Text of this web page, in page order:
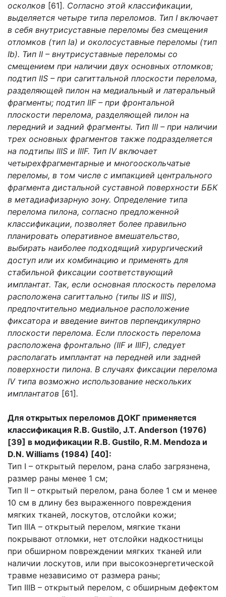
осколков [61]. Согласно этой классификации,
выделяется четыре типа переломов. Тип I включает
в себя внутрисуставные переломы без смещения
отломков (тип Ia) и околосуставные переломы (тип
Ib). Тип II – внутрисуставные переломы со
смещением при наличии двух основных отломков;
подтип IIS – при сагиттальной плоскости перелома,
разделяющей пилон на медиальный и латеральный
фрагменты; подтип IIF – при фронтальной
плоскости перелома, разделяющей пилон на
передний и задний фрагменты. Тип III – при наличии
трех основных фрагментов также подразделяется
на подтипы IIIS и IIIF. Тип IV включает
четырехфрагментарные и многооскольчатые
переломы, в том числе с импакцией центрального
фрагмента дистальной суставной поверхности ББК
в метадиафизарную зону. Определение типа
перелома пилона, согласно предложенной
классификации, позволяет более правильно
планировать оперативное вмешательство,
выбирать наиболее подходящий хирургический
доступ или их комбинацию и применять для
стабильной фиксации соответствующий
имплантат. Так, если основная плоскость перелома
расположена сагиттально (типы IIS и IIIS),
предпочтительно медиальное расположение
фиксатора и введение винтов перпендикулярно
плоскости перелома. Если плоскость перелома
расположена фронтально (IIF и IIIF), следует
располагать имплантат на передней или задней
поверхности пилона. В случаях фиксации перелома
IV типа возможно использование нескольких
имплантатов [61].
Для открытых переломов ДОКГ применяется
классификация R.B. Gustilo, J.T. Anderson (1976)
[39] в модификации R.B. Gustilo, R.M. Mendoza и
D.N. Williams (1984) [40]:
Тип I – открытый перелом, рана слабо загрязнена,
размер раны менее 1 см;
Тип II – открытый перелом, рана более 1 см и менее
10 см в длину без выраженного повреждения
мягких тканей, лоскутов, отслойки кожи;
Тип IIIA – открытый перелом, мягкие ткани
покрывают отломки, нет отслойки надкостницы
при обширном повреждении мягких тканей или
наличии лоскутов, или при высокоэнергетической
травме независимо от размера раны;
Тип IIIB – открытый перелом, с обширным дефектом